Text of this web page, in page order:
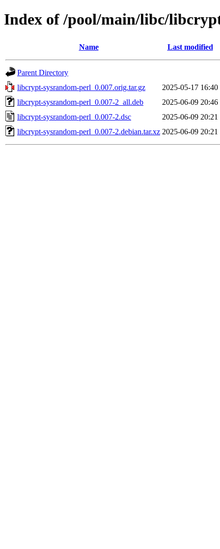
Index of /pool/main/libc/
Name Last modified
Parent Directory
libcrypt-sysrandom-perl_0.007.orig.tar.gz
2025-05-17 16:40
libcrypt-sysrandom-perl_0.007-2_all.deb
2025-06-09 20:46
libcrypt-sysrandom-perl_0.007-2.dsc
2025-06-09 20:21
libcrypt-sysrandom-perl_0.007-2.debian.tar.xz 2025-06-09 20:21